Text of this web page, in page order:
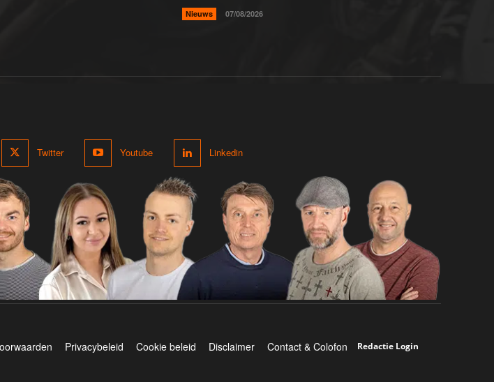
Nieuws 07/08/2026
Twitter Youtube Linkedin
Privacybeleid Cookie beleid Disclaimer Contact & Colofon Redactie Login